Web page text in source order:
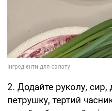
2. Додайте руколу, сир,
петрушку, тертий